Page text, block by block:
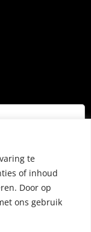
te
of inhoud
Door op
ons gebruik